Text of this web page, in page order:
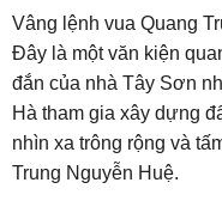
Vâng lệnh vua Quang
Đây là một văn kiện
đắn của nhà Tây Sơn
Hà tham gia xây dựng
nhìn xa trông rộng và
Trung Nguyễn Huệ.